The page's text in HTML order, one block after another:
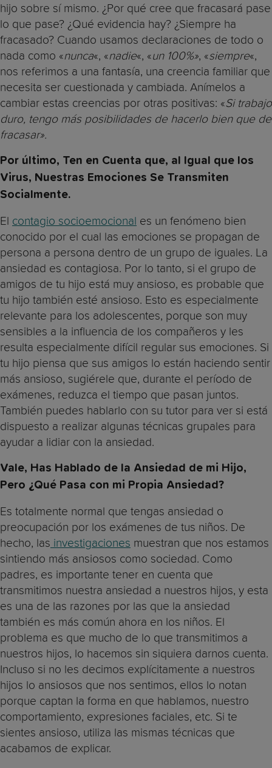
hijo sobre sí mismo. ¿Por qué cree que fracasará pase
lo que pase? ¿Qué evidencia hay? ¿Siempre ha
fracasado? Cuando usamos declaraciones de todo o
nada como «nunca«, «nadie«, «un 100%», «siempre«,
nos referimos a una fantasía, una creencia familiar que
necesita ser cuestionada y cambiada. Anímelos a
cambiar estas creencias por otras positivas: «Si trabajo
duro, tengo más posibilidades de hacerlo bien que de
fracasar».
Por último, Ten en Cuenta que, al Igual que los
Virus, Nuestras Emociones Se Transmiten
Socialmente.
El contagio socioemocional es un fenómeno bien
conocido por el cual las emociones se propagan de
persona a persona dentro de un grupo de iguales. La
ansiedad es contagiosa. Por lo tanto, si el grupo de
amigos de tu hijo está muy ansioso, es probable que
tu hijo también esté ansioso. Esto es especialmente
relevante para los adolescentes, porque son muy
sensibles a la influencia de los compañeros y les
resulta especialmente difícil regular sus emociones. Si
tu hijo piensa que sus amigos lo están haciendo sentir
más ansioso, sugiérele que, durante el período de
exámenes, reduzca el tiempo que pasan juntos.
También puedes hablarlo con su tutor para ver si está
dispuesto a realizar algunas técnicas grupales para
ayudar a lidiar con la ansiedad.
Vale, Has Hablado de la Ansiedad de mi Hijo,
Pero ¿Qué Pasa con mi Propia Ansiedad?
Es totalmente normal que tengas ansiedad o
preocupación por los exámenes de tus niños. De
hecho, las investigaciones muestran que nos estamos
sintiendo más ansiosos como sociedad. Como
padres, es importante tener en cuenta que
transmitimos nuestra ansiedad a nuestros hijos, y esta
es una de las razones por las que la ansiedad
también es más común ahora en los niños. El
problema es que mucho de lo que transmitimos a
nuestros hijos, lo hacemos sin siquiera darnos cuenta.
Incluso si no les decimos explícitamente a nuestros
hijos lo ansiosos que nos sentimos, ellos lo notan
porque captan la forma en que hablamos, nuestro
comportamiento, expresiones faciales, etc. Si te
sientes ansioso, utiliza las mismas técnicas que
acabamos de explicar.